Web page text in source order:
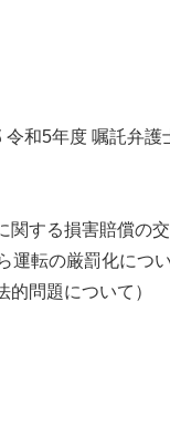
和5年度 嘱託弁護
する損害賠償の交
転の厳罰化につい
問題について）